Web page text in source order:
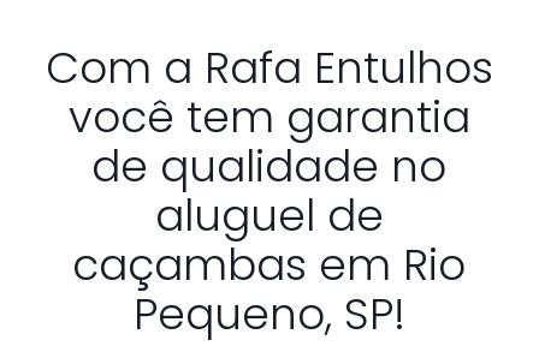
Com a Rafa Entulhos
você tem garantia
de qualidade no
aluguel de
caçambas em Rio
Pequeno, SP!